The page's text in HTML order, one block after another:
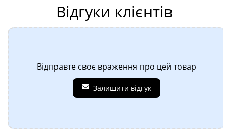
Відгуки клієнтів
Відправте своє враження про цей товар
Залишити відгук